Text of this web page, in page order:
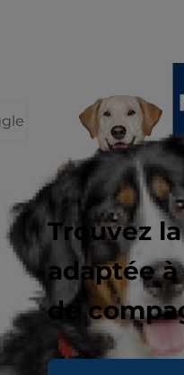
Trouvez
adaptée
de